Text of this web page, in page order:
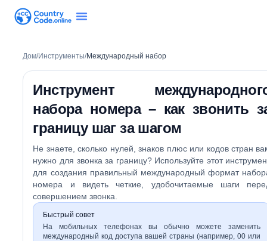
Дом/Инструменты/Международный набор
Инструмент
набора номера – как звонить
границу шаг за шагом
Не знаете, сколько нулей, знаков плюс или кодов стран
нужно для звонка за границу? Используйте этот
для создания правильный международный формат
номера и видеть четкие, удобочитаемые шаги
совершением звонка.
Быстрый совет
На мобильных телефонах вы обычно можете заменить
международный код доступа вашей страны (например, 00 или